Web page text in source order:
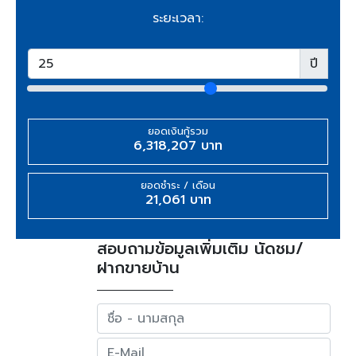
ระยะเวลา:
ปี
ยอดเงินกู้รวม
6,318,207 บาท
ยอดชำระ / เดือน
21,061 บาท
สอบถามข้อมูลเพิ่มเติม นัดชม/
ฝากขายบ้าน